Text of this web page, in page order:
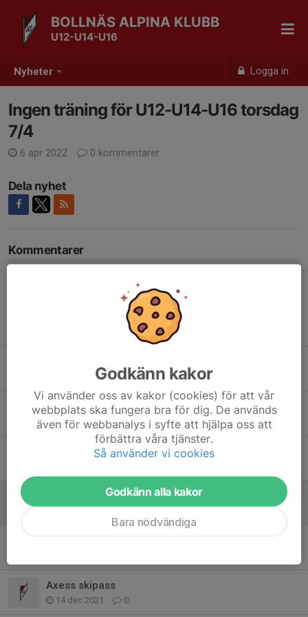
Nyheter Logga in
BOLLNÄS ALPINA KLUBB
U12-U14-U16
Ingen träning för U12-U14-U16 torsdag
7/4
6 apr 2022 0 kommentarer
Dela nyhet
Kommentarer
15 dec 2025 0
20 nov 2023 0
Samverkans läger Björnrike
Ingen träning för U12-U14-U16 torsdag 7/4
6 apr 2022 0
Axess skipass
14 dec 2021 0
Godkänn kakor
Vi använder oss av kakor (cookies) för att vår
webbplats ska fungera bra för dig. De används
även för webbanalys i syfte att hjälpa oss att
förbättra våra tjänster.
Så använder vi cookies
Godkänn alla kakor
Bara nödvändiga